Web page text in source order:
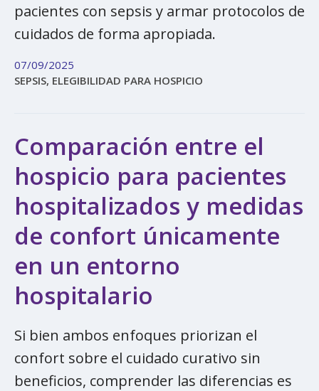
pacientes con sepsis y armar protocolos de
cuidados de forma apropiada.
07/09/2025
SEPSIS, ELEGIBILIDAD PARA HOSPICIO
Comparación entre el
hospicio para pacientes
hospitalizados y medidas
de confort únicamente
en un entorno
hospitalario
Si bien ambos enfoques priorizan el
confort sobre el cuidado curativo sin
beneficios, comprender las diferencias es